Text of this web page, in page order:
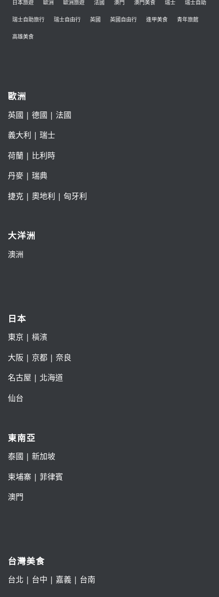
日本旅遊 歐洲 歐洲旅遊 法國 澳門 澳門美食 瑞士 瑞士自助
瑞士自助旅行 瑞士自由行 英國 英國自由行 逢甲美食 青年旅館
高雄美食
歐洲
英國 | 德國 | 法國
義大利 | 瑞士
荷蘭| 比利時
丹麥| 瑞典
捷克| 奧地利 | 匈牙利
大洋洲
澳洲
日本
東京 | 橫濱
大阪 | 京都| 奈良
名古屋| 北海道
仙台
東南亞
泰國 | 新加坡
柬埔寨 | 菲律賓
澳門
台灣美食
台北 | 台中 | 嘉義| 台南